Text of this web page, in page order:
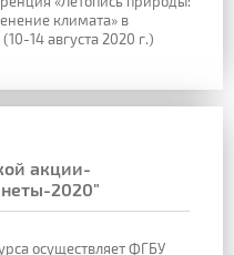
климата» в
(10-14 августа 2020 г.)
акции-
2020"
осуществляет ФГБУ